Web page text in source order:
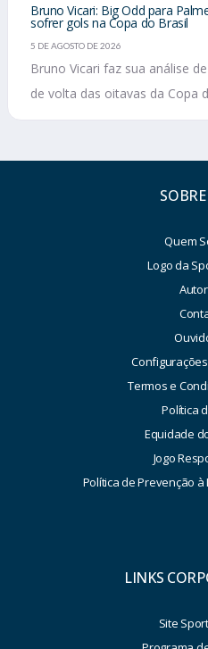
Bruno Vicari: Big Odd para
sofrer gols na Copa do Brasil
5 DE AGOSTO DE 2026
Bruno Vicari faz sua análise
de volta das oitavas da Copa
Quem
Logo da
Termos e
Política
Equidade
Jogo
Política de Prevenção
LINKS
Site